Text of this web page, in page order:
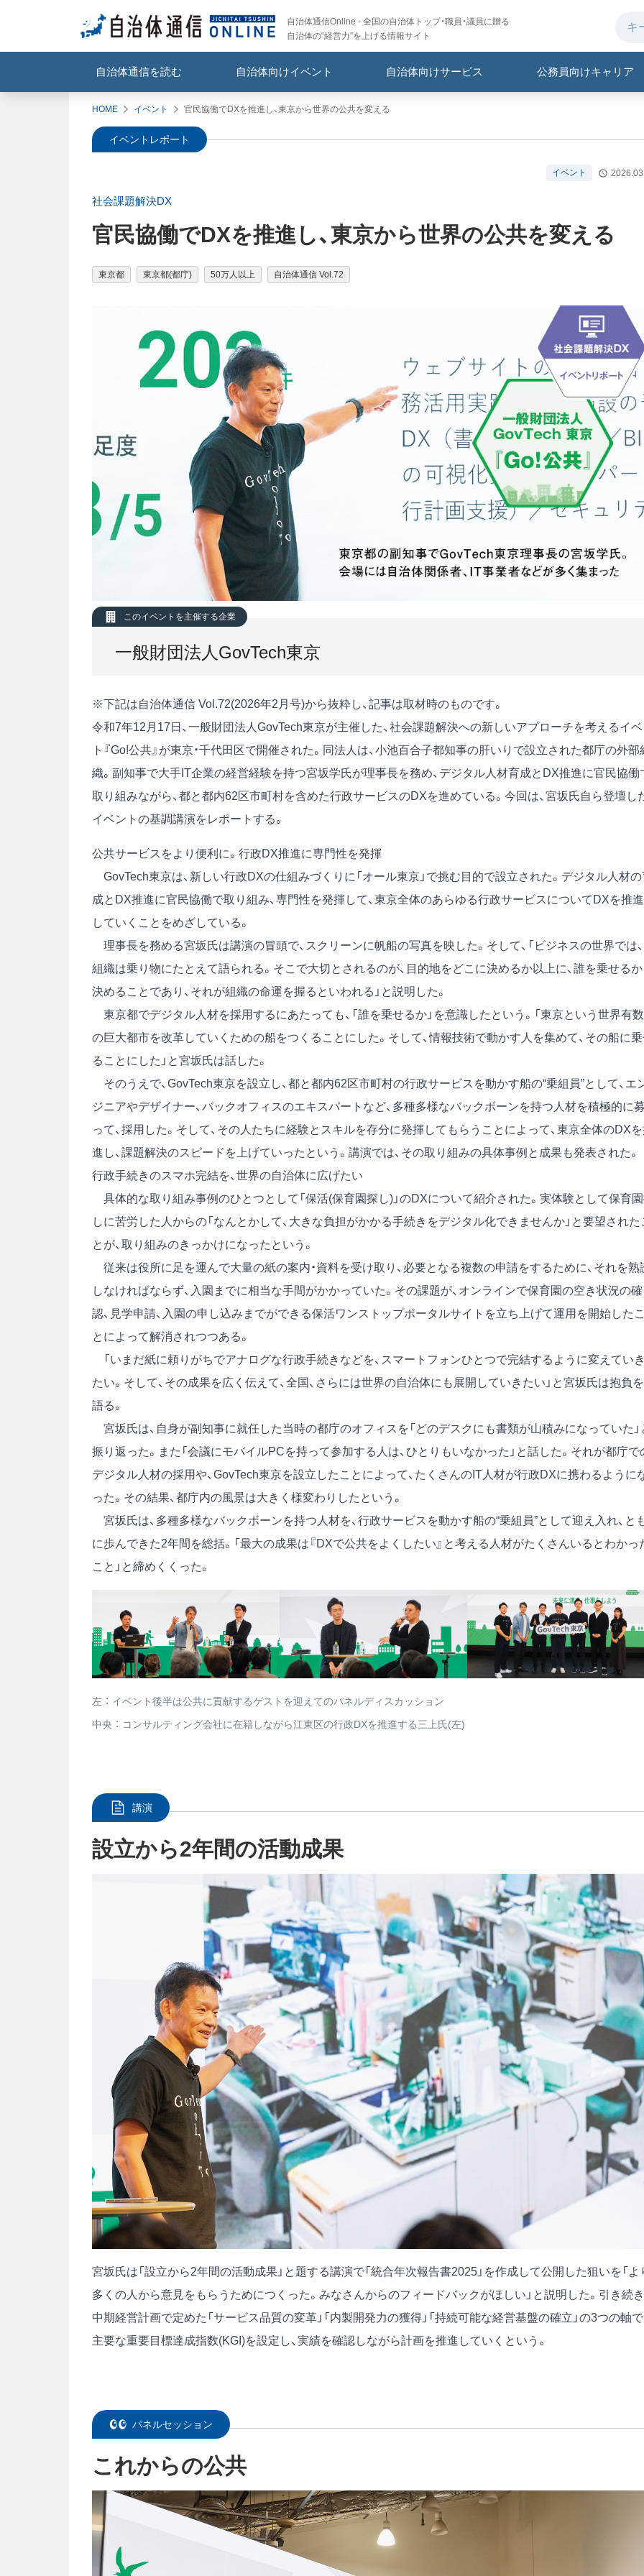
自治体通信Online - 全国の自治体トップ・職員・議員に贈る
自治体の“経営力”を上げる情報サイト
自治体通信を読む 自治体向けイベント 自治体向けサービス 公務員向けキャリア
HOME イベント 官民協働でDXを推進し、東京から世界の公共を変える
イベントレポート
イベント
社会課題解決DX
官民協働でDXを推進し、東京から世界の公共を変える
東京都 東京都(都庁) 50万人以上 自治体通信 Vol.72
このイベントを主催する企業
一般財団法人GovTech東京
※下記は自治体通信 Vol.72(2026年2月号)から抜粋し、記事は取材時のものです。
令和7年12月17日、一般財団法人GovTech東京が主催した、社会課題解決への新しいアプローチを考えるイ
ト『Go!公共』が東京・千代田区で開催された。同法人は、小池百合子都知事の肝いりで設立された都庁の外部
織。副知事で大手IT企業の経営経験を持つ宮坂学氏が理事長を務め、デジタル人材育成とDX推進に官民協働
取り組みながら、都と都内62区市町村を含めた行政サービスのDXを進めている。今回は、宮坂氏自ら登壇し
イベントの基調講演をレポートする。
公共サービスをより便利に。行政DX推進に専門性を発揮
GovTech東京は、新しい行政DXの仕組みづくりに「オール東京」で挑む目的で設立された。デジタル人材
成とDX推進に官民協働で取り組み、専門性を発揮して、東京全体のあらゆる行政サービスについてDXを推進
していくことをめざしている。
理事長を務める宮坂氏は講演の冒頭で、スクリーンに帆船の写真を映した。そして、「ビジネスの世界では、
組織は乗り物にたとえて語られる。そこで大切とされるのが、目的地をどこに決めるか以上に、誰を乗せる
決めることであり、それが組織の命運を握るといわれる」と説明した。
東京都でデジタル人材を採用するにあたっても、「誰を乗せるか」を意識したという。「東京という世界有数
の巨大都市を改革していくための船をつくることにした。そして、情報技術で動かす人を集めて、その船に
ることにした」と宮坂氏は話した。
そのうえで、GovTech東京を設立し、都と都内62区市町村の行政サービスを動かす船の“乗組員”として、エ
ジニアやデザイナー、バックオフィスのエキスパートなど、多種多様なバックボーンを持つ人材を積極的に募
って、採用した。そして、その人たちに経験とスキルを存分に発揮してもらうことによって、東京全体のDX
進し、課題解決のスピードを上げていったという。講演では、その取り組みの具体事例と成果も発表された。
行政手続きのスマホ完結を、世界の自治体に広げたい
具体的な取り組み事例のひとつとして「保活(保育園探し)」のDXについて紹介された。実体験として保育
しに苦労した人からの「なんとかして、大きな負担がかかる手続きをデジタル化できませんか」と要望された
とが、取り組みのきっかけになったという。
従来は役所に足を運んで大量の紙の案内・資料を受け取り、必要となる複数の申請をするために、それを熟
しなければならず、入園までに相当な手間がかかっていた。その課題が、オンラインで保育園の空き状況の確
認、見学申請、入園の申し込みまでができる保活ワンストップポータルサイトを立ち上げて運用を開始したこ
とによって解消されつつある。
「いまだ紙に頼りがちでアナログな行政手続きなどを、スマートフォンひとつで完結するように変えていき
たい。そして、その成果を広く伝えて、全国、さらには世界の自治体にも展開していきたい」と宮坂氏は抱負を
語る。
宮坂氏は、自身が副知事に就任した当時の都庁のオフィスを「どのデスクにも書類が山積みになっていた」
振り返った。また「会議にモバイルPCを持って参加する人は、ひとりもいなかった」と話した。それが都庁で
デジタル人材の採用や、GovTech東京を設立したことによって、たくさんのIT人材が行政DXに携わるように
った。その結果、都庁内の風景は大きく様変わりしたという。
宮坂氏は、多種多様なバックボーンを持つ人材を、行政サービスを動かす船の“乗組員”として迎え入れ、と
に歩んできた2年間を総括。「最大の成果は『DXで公共をよくしたい』と考える人材がたくさんいるとわかっ
こと」と締めくくった。
左 ： イベント後半は公共に貢献するゲストを迎えてのパネルディスカッション
中央 ： コンサルティング会社に在籍しながら江東区の行政DXを推進する三上氏(左)
講演
設立から2年間の活動成果
宮坂氏は「設立から2年間の活動成果」と題する講演で「統合年次報告書2025」を作成して公開した狙いを「よ
多くの人から意見をもらうためにつくった。みなさんからのフィードバックがほしい」と説明した。引き続き
中期経営計画で定めた「サービス品質の変革」「内製開発力の獲得」「持続可能な経営基盤の確立」の3つの軸で
主要な重要目標達成指数(KGI)を設定し、実績を確認しながら計画を推進していくという。
パネルセッション
これからの公共